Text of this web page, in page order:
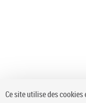
Ce site utilise des